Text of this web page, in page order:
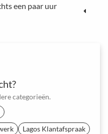
een paar uur
categorieën.
Lagos Klantafspraak